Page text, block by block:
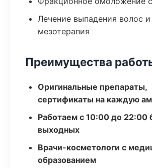
Лечение выпадения волос и
мезотерапия
Преимущества
Оригинальные препараты,
сертификаты на каждую
Работаем с 10:00 до 22:00
выходных
Врачи-косметологи с
образованием